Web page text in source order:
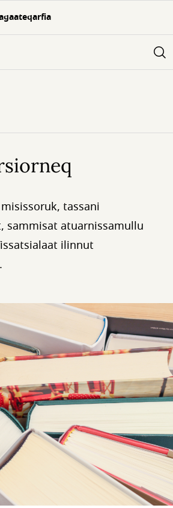
tassani
sammisat atuarnissamullu
ilinnut